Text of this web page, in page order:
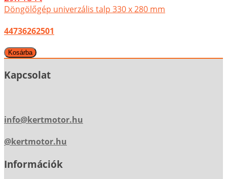
Döngölőgép univerzális talp 330 x 280 mm
44736262501
Kapcsolat
info@kertmotor.hu
@kertmotor.hu
Információk